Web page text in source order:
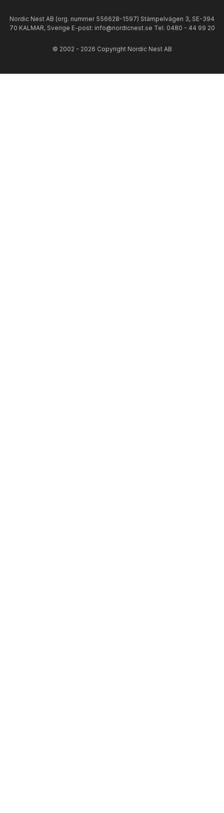
Nordic Nest AB (org. nummer 556628-1597) Stämpelvägen 3, SE-394
70 KALMAR, Sverige E-post: info@nordicnest.se Tel. 0480 - 44 99 20
© 2002 - 2026 Copyright Nordic Nest AB